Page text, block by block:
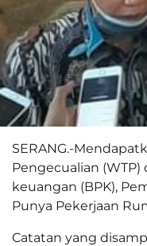
SERANG.-
Pengecualian (WTP)
keuangan (BPK),
Punya Pekerjaan
Catatan yang